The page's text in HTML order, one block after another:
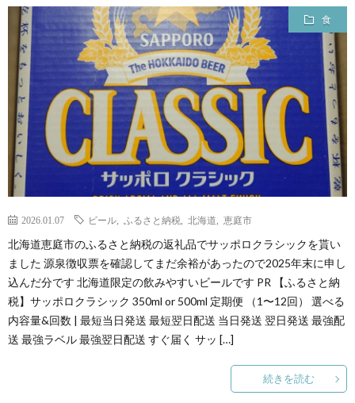
食
2026.01.07 ビール ふるさと納税 北海道 恵庭市
北海道恵庭市のふるさと納税の返礼品でサッポロクラシックを貰い
ました 源泉徴収票を確認してまだ余裕があったので2025年末に申し
込んだ分です 北海道限定の飲みやすいビールです PR 【ふるさと納
税】サッポロクラシック 350ml or 500ml 定期便 （1〜12回） 選べる
内容量&回数 | 最短当日発送 最短翌日配送 当日発送 翌日発送 最強配
送 最強ラベル 最強翌日配送 すぐ届く サッ […]
続きを読む